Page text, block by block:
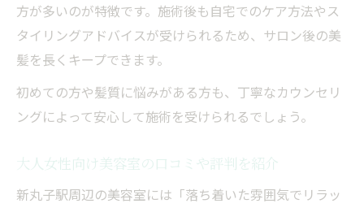
方が多いのが特徴です。施術後も自宅でのケア方法やス
タイリングアドバイスが受けられるため、サロン後の美
髪を長くキープできます。
初めての方や髪質に悩みがある方も、丁寧なカウンセリ
ングによって安心して施術を受けられるでしょう。
大人女性向け美容室の口コミや評判を紹介
新丸子駅周辺の美容室には「落ち着いた雰囲気でリラッ